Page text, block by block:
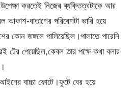
করতেই নিজের ব্যক্তিত্বটাকে আর
আকাশ-বাতাশের পরিবেশটা ভারি হয়ে
কোন জঙ্গলে পালিয়েছিল।পালাতে পারেনি
টের পেয়েছিল,কেবল তার পক্ষে কথা বলার
বাচ্চা ফোটে।ফুটে বের হয়ে